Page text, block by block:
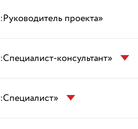
проекта»
консультант»